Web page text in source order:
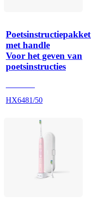
Poetsinstructiepakket
met handle
Voor het geven van
poetsinstructies
HX6481/50